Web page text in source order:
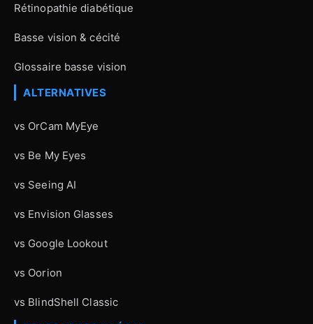
Rétinopathie diabétique
Basse vision & cécité
Glossaire basse vision
ALTERNATIVES
vs OrCam MyEye
vs Be My Eyes
vs Seeing AI
vs Envision Glasses
vs Google Lookout
vs Oorion
vs BlindShell Classic